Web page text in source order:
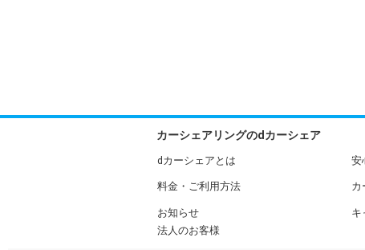
カーシェアリングのdカーシェア
dカーシェアとは 安
料金・ご利用方法 カ
お知らせ キ
法人のお客様